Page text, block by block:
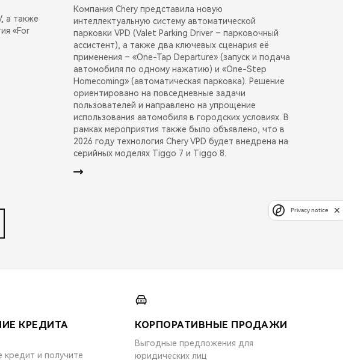
а также
«For
Компания Chery представила новую
интеллектуальную систему автоматической
парковки VPD (Valet Parking Driver – парковочный
ассистент), а также два ключевых сценария её
применения – «One-Tap Departure» (запуск и подача
автомобиля по одному нажатию) и «One-Step
Homecoming» (автоматическая парковка). Решение
ориентировано на повседневные задачи
пользователей и направлено на упрощение
использования автомобиля в городских условиях. В
рамках мероприятия также было объявлено, что в
2026 году технология Chery VPD будет внедрена на
серийных моделях Tiggo 7 и Tiggo 8.
КРЕДИТА
кредит и получите
КОРПОРАТИВНЫЕ ПРОДАЖИ
Выгодные предложения для
юридических лиц
Privacy notice